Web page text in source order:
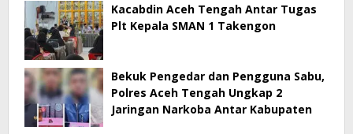
Kacabdin Aceh Tengah Antar Tugas
Plt Kepala SMAN 1 Takengon
Bekuk Pengedar dan Pengguna Sabu,
Polres Aceh Tengah Ungkap 2
Jaringan Narkoba Antar Kabupaten